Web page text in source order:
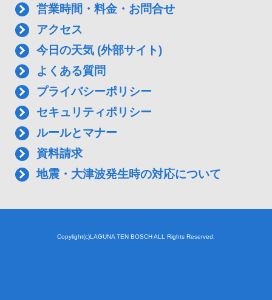
営業時間・料金・お問合せ
アクセス
今日の天気 (外部サイト)
よくある質問
プライバシーポリシー
セキュリティポリシー
ルールとマナー
資料請求
地震・大津波発生時の対応について
Copylight(c)LAGUNA TEN BOSCH ALL Rights Reserved.